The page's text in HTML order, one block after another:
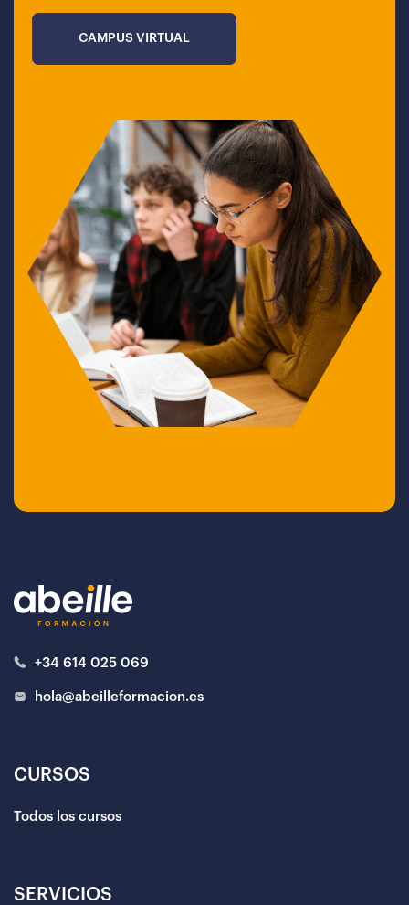
CAMPUS VIRTUAL
+34 614 025 069
hola@abeilleformacion.es
CURSOS
Todos los cursos
SERVICIOS